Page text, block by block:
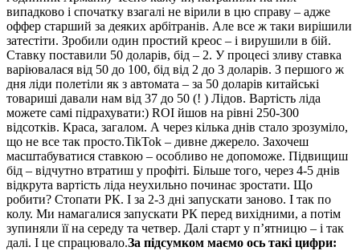
випадково і спочатку взагалі не вірили в цю справу – адже
оффер старший за деяких арбітранів. Але все ж таки вирішили
затестіти. Зробили один простий креос – і вирушили в бій.
Ставку поставили 50 доларів, бід – 2. У процесі зливу ставка
варіювалася від 50 до 100, бід від 2 до 3 доларів. З першого ж
дня ліди полетіли як з автомата – за 50 доларів китайські
товариші давали нам від 37 до 50 (! ) Лідов. Вартість ліда
можете самі підрахувати:) ROI йшов на рівні 250-300
відсотків. Краса, загалом. А через кілька днів стало зрозуміло,
що не все так просто.TikTok – дивне джерело. Захочеш
масштабуватися ставкою – особливо не допоможе. Підвищиш
бід – відчутно втратиш у профіті. Більше того, через 4-5 днів
відкрута вартість ліда неухильно починає зростати. Що
робити? Стопати РК. І за 2-3 дні запускати заново. І так по
колу. Ми намагалися запускати РК перед вихідними, а потім
зупиняли її на середу та четвер. Далі старт у п’ятницю – і так
далі. І це спрацювало.За підсумком маємо ось такі цифри: